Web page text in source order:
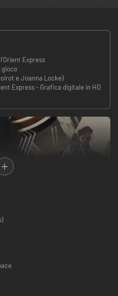
Express
gioco
e Joanna Locke)
Express - Grafica digitale in HD
sull'Orient Express dà vita al
anche gli appassionati più
alla storia originale, vivi il
d'ora e riscopri uno dei casi più
da un gruppo di personaggi